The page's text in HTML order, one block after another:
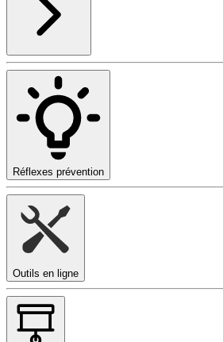
Réflexes prévention
Outils en ligne